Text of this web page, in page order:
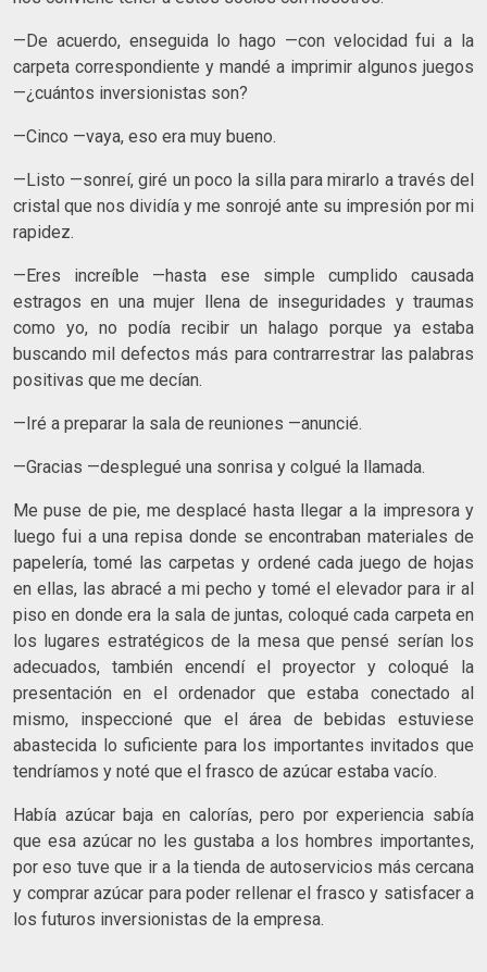
—De acuerdo, enseguida lo hago —con velocidad fui a la
carpeta correspondiente y mandé a imprimir algunos juegos
—¿cuántos inversionistas son?
—Cinco —vaya, eso era muy bueno.
—Listo —sonreí, giré un poco la silla para mirarlo a través del
cristal que nos dividía y me sonrojé ante su impresión por mi
rapidez.
—Eres increíble —hasta ese simple cumplido causada
estragos en una mujer llena de inseguridades y traumas
como yo, no podía recibir un halago porque ya estaba
buscando mil defectos más para contrarrestrar las palabras
positivas que me decían.
—Iré a preparar la sala de reuniones —anuncié.
—Gracias —desplegué una sonrisa y colgué la llamada.
Me puse de pie, me desplacé hasta llegar a la impresora y
luego fui a una repisa donde se encontraban materiales de
papelería, tomé las carpetas y ordené cada juego de hojas
en ellas, las abracé a mi pecho y tomé el elevador para ir al
piso en donde era la sala de juntas, coloqué cada carpeta en
los lugares estratégicos de la mesa que pensé serían los
adecuados, también encendí el proyector y coloqué la
presentación en el ordenador que estaba conectado al
mismo, inspeccioné que el área de bebidas estuviese
abastecida lo suficiente para los importantes invitados que
tendríamos y noté que el frasco de azúcar estaba vacío.
Había azúcar baja en calorías, pero por experiencia sabía
que esa azúcar no les gustaba a los hombres importantes,
por eso tuve que ir a la tienda de autoservicios más cercana
y comprar azúcar para poder rellenar el frasco y satisfacer a
los futuros inversionistas de la empresa.